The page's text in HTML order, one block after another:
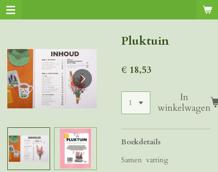
Ga
direct
hoofdinhoud
Pluktuin
€ 18,53
In
winkelwagen
Boekdetails
Samen vatting